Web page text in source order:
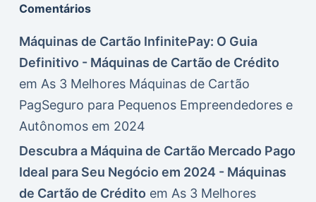
Comentários
Máquinas de Cartão InfinitePay: O Guia
Definitivo - Máquinas de Cartão de Crédito
em As 3 Melhores Máquinas de Cartão
PagSeguro para Pequenos Empreendedores e
Autônomos em 2024
Descubra a Máquina de Cartão Mercado Pago
Ideal para Seu Negócio em 2024 - Máquinas
de Cartão de Crédito em As 3 Melhores